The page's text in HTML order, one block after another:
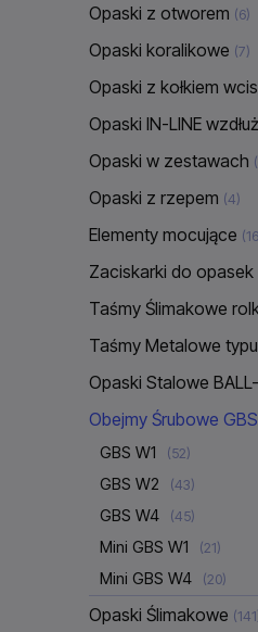
Opaski z otworem (6)
Opaski koralikowe (7)
Opaski z kołkiem
Opaski IN-LINE
Opaski w zestawach
Opaski z rzepem (4)
Elementy mocujące
Zaciskarki do opasek
Taśmy Ślimakowe
Taśmy Metalowe
Opaski Stalowe
Obejmy Śrubowe GBS
GBS W1 (52)
GBS W2 (43)
GBS W4 (45)
Mini GBS W1 (21)
Mini GBS W4 (20)
Opaski Ślimakowe